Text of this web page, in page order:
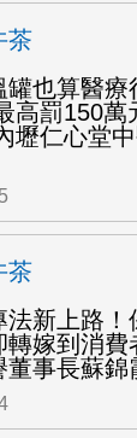
茶
罐也算醫
高罰150萬
壢仁心堂
茶
法新上路
轉嫁到消費
董事長蘇錦